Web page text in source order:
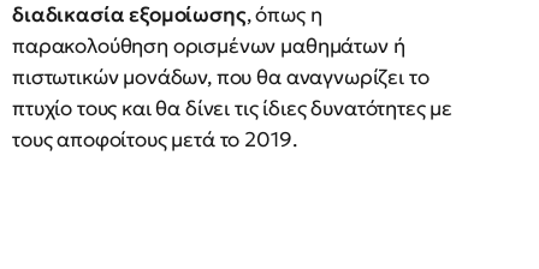
διαδικασία εξομοίωσης, όπως η
παρακολούθηση ορισμένων μαθημάτων ή
πιστωτικών μονάδων, που θα αναγνωρίζει το
πτυχίο τους και θα δίνει τις ίδιες δυνατότητες με
τους αποφοίτους μετά το 2019.